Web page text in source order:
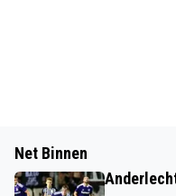
Net Binnen